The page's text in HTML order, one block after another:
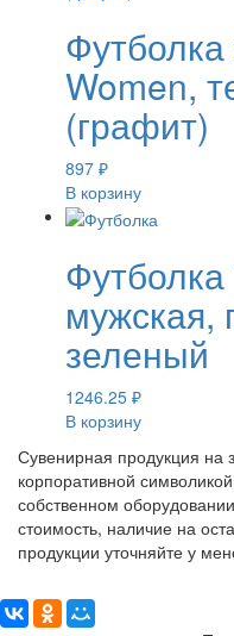
Women,
(графит)
897 ₽
В корзину
мужская,
зеленый
1246.25 ₽
В корзину
Сувенирная продукция на
корпоративной
собственном
стоимость, наличие на
продукции уточняйте у